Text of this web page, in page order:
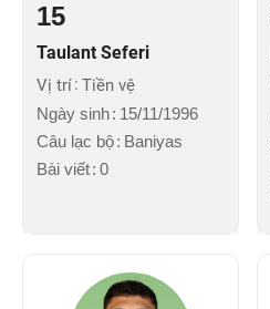
15
Taulant Seferi
Vị trí Tiền vệ
Ngày sinh 15/11/1996
Câu lạc bộ Baniyas
Bài viết 0